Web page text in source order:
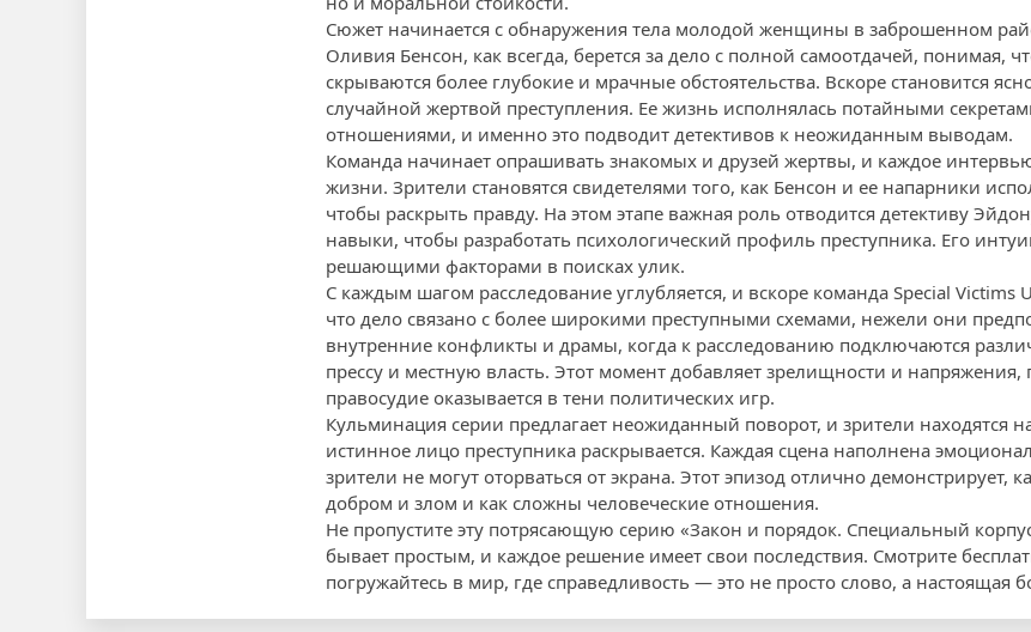
Сюжет начинается с обнаружения тела молодой женщины в заброшенном
Оливия Бенсон, как всегда, берется за дело с полной самоотдачей, понимая,
скрываются более глубокие и мрачные обстоятельства. Вскоре становится
случайной жертвой преступления. Ее жизнь исполнялась потайными
отношениями, и именно это подводит детективов к неожиданным выводам.
Команда начинает опрашивать знакомых и друзей жертвы, и каждое
жизни. Зрители становятся свидетелями того, как Бенсон и ее напарники
чтобы раскрыть правду. На этом этапе важная роль отводится детективу
навыки, чтобы разработать психологический профиль преступника. Его
решающими факторами в поисках улик.
С каждым шагом расследование углубляется, и вскоре команда Special Victims
что дело связано с более широкими преступными схемами, нежели они
внутренние конфликты и драмы, когда к расследованию подключаются
прессу и местную власть. Этот момент добавляет зрелищности и напряжения,
правосудие оказывается в тени политических игр.
Кульминация серии предлагает неожиданный поворот, и зрители находятся
истинное лицо преступника раскрывается. Каждая сцена наполнена
зрители не могут оторваться от экрана. Этот эпизод отлично демонстрирует,
добром и злом и как сложны человеческие отношения.
Не пропустите эту потрясающую серию «Закон и порядок. Специальный
бывает простым, и каждое решение имеет свои последствия. Смотрите
погружайтесь в мир, где справедливость — это не просто слово, а настоящая